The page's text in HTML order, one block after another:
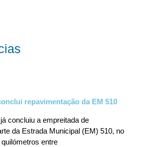
repavimentação da EM 510
concluiu a empreitada de
da Estrada Municipal (EM) 510, no
entre